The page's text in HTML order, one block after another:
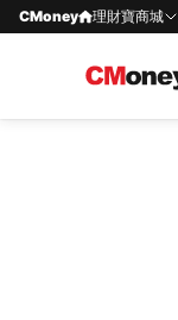
CMoney 理財寶商城